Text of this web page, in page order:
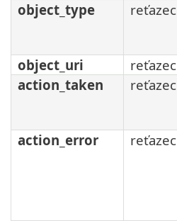
object_type
reťazec
object_uri
reťazec
action_taken
reťazec
action_error
reťazec